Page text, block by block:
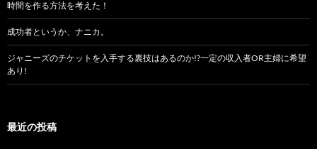
時間を作る方法を考えた！
成功者というか、ナニカ。
ジャニーズのチケットを入手する裏技はあるのか!?一定の収入者OR主婦に希望
あり!
最近の投稿